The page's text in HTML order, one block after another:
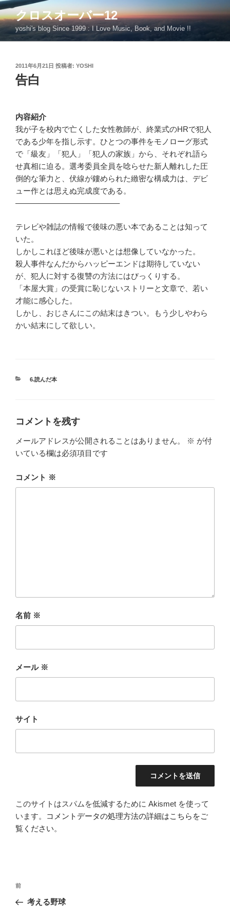
コ
ン
テ
ン
クロスオーバー12
yoshi's blog Since 1999 : I Love Music, Book, and Movie !!
投
稿
日:
2011年6月21日 投稿者: YOSHI
告白
内容紹介
我が子を校内で亡くした女性教師が、終業式のHRで犯人
である少年を指し示す。ひとつの事件をモノローグ形式
で「級友」「犯人」「犯人の家族」から、それぞれ語ら
せ真相に迫る。選考委員全員を唸らせた新人離れした圧
倒的な筆力と、伏線が鏤められた緻密な構成力は、デビ
ュー作とは思えぬ完成度である。
—————————————–
テレビや雑誌の情報で後味の悪い本であることは知って
いた。
しかしこれほど後味が悪いとは想像していなかった。
殺人事件なんだからハッピーエンドは期待していない
が、犯人に対する復讐の方法にはびっくりする。
「本屋大賞」の受賞に恥じないストリーと文章で、若い
才能に感心した。
しかし、おじさんにこの結末はきつい。もう少しやわら
かい結末にして欲しい。
カ
6.読んだ本
コメントを残す
メールアドレスが公開されることはありません。 ※ が付
いている欄は必須項目です
コメント ※
名前 ※
メール ※
サイト
このサイトはスパムを低減するために Akismet を使って
います。
コメントデータの処理方法の詳細はこちらをご
覧ください。
投
ナ
前
の
前
考える野球